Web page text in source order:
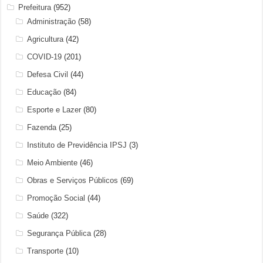
Prefeitura (952)
Administração (58)
Agricultura (42)
COVID-19 (201)
Defesa Civil (44)
Educação (84)
Esporte e Lazer (80)
Fazenda (25)
Instituto de Previdência IPSJ (3)
Meio Ambiente (46)
Obras e Serviços Públicos (69)
Promoção Social (44)
Saúde (322)
Segurança Pública (28)
Transporte (10)